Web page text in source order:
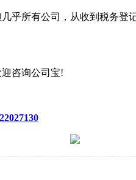
所有公司，从收到税务登
咨询公司宝!